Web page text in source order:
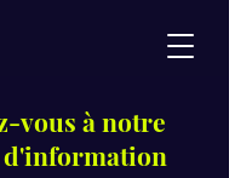
vous à notre